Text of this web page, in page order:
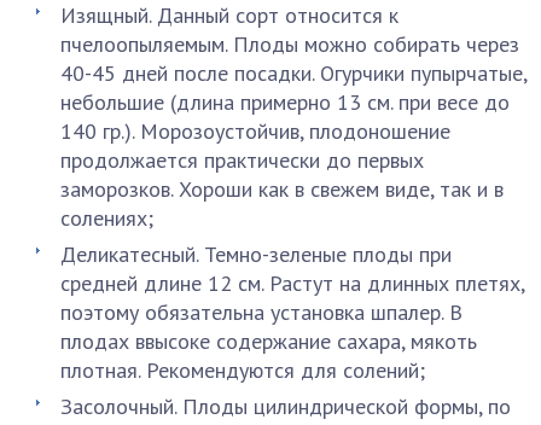
Изящный. Данный сорт относится к
пчелоопыляемым. Плоды можно собирать через
40-45 дней после посадки. Огурчики пупырчатые,
небольшие (длина примерно 13 см. при весе до
140 гр.). Морозоустойчив, плодоношение
продолжается практически до первых
заморозков. Хороши как в свежем виде, так и в
солениях;
Деликатесный. Темно-зеленые плоды при
средней длине 12 см. Растут на длинных плетях,
поэтому обязательна установка шпалер. В
плодах ввысоке содержание сахара, мякоть
плотная. Рекомендуются для солений;
Засолочный. Плоды цилиндрической формы, по